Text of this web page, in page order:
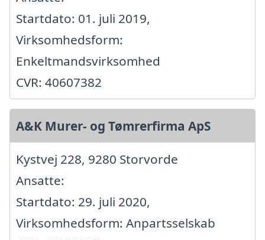
Startdato: 01. juli 2019,
Virksomhedsform:
Enkeltmandsvirksomhed
CVR: 40607382
A&K Murer- og Tømrerfirma ApS
Kystvej 228, 9280 Storvorde
Ansatte:
Startdato: 29. juli 2020,
Virksomhedsform: Anpartsselskab